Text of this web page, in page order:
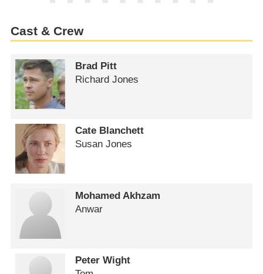
Cast & Crew
Brad Pitt
Richard Jones
Cate Blanchett
Susan Jones
Mohamed Akhzam
Anwar
Peter Wight